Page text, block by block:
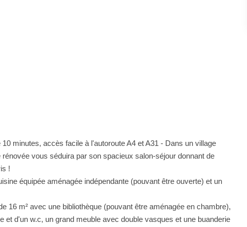
minutes, accès facile à l'autoroute A4 et A31 - Dans un village
vous séduira par son spacieux salon-séjour donnant de
!
équipée aménagée indépendante (pouvant être ouverte) et un
16 m² avec une bibliothèque (pouvant être aménagée en chambre),
et d'un w.c, un grand meuble avec double vasques et une buanderie